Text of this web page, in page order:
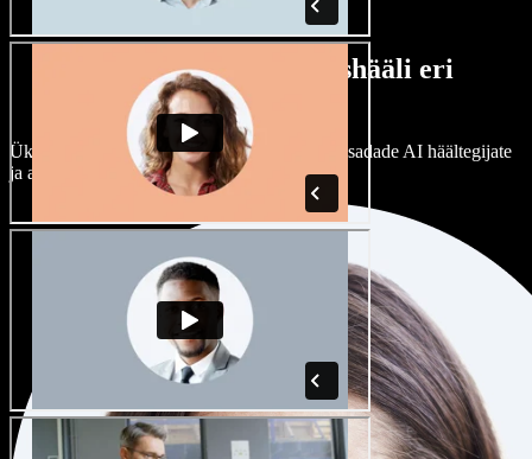
Lai valik mees- ja naishääli eri
aktsentidega
Ükski projekt ei pea kõlama ühtemoodi. Vali sadade AI häältegijate
ja aktsentide hulgast ning kohanda neid.